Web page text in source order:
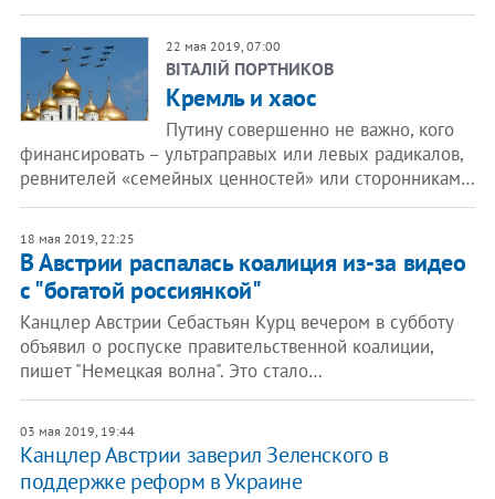
22 мая 2019, 07:00
ВІТАЛІЙ ПОРТНИКОВ
Кремль и хаос
Путину совершенно не важно, кого
финансировать – ультраправых или левых радикалов,
ревнителей «семейных ценностей» или сторонникам…
18 мая 2019, 22:25
В Австрии распалась коалиция из-за видео
с "богатой россиянкой"
Канцлер Австрии Себастьян Курц вечером в субботу
объявил о роспуске правительственной коалиции,
пишет "Немецкая волна". Это стало…
03 мая 2019, 19:44
​Канцлер Австрии заверил Зеленского в
поддержке реформ в Украине